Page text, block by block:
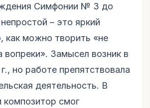
Симфонии № 3 до
– это яркий
как можно творить «не
вопреки». Замысел возник в
но работе препятствовала
деятельность. В
смог